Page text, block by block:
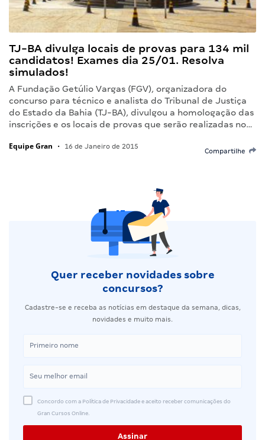
TJ-BA divulga locais de provas para 134 mil
candidatos! Exames dia 25/01. Resolva
simulados!
A Fundação Getúlio Vargas (FGV), organizadora do
concurso para técnico e analista do Tribunal de Justiça
do Estado da Bahia (TJ-BA), divulgou a homologação das
inscrições e os locais de provas que serão realizadas no…
Equipe Gran • 16 de Janeiro de 2015
Compartilhe
Quer receber novidades sobre
concursos?
Cadastre-se e receba as notícias em destaque da semana, dicas,
novidades e muito mais.
Concordo com a Política de Privacidade e aceito receber comunicações do
Gran Cursos Online.